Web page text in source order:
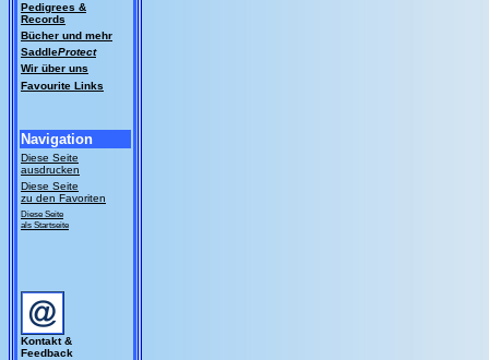
Pedigrees &
Records
Bücher und mehr
SaddleProtect
Wir über uns
Favourite Links
Navigation
Diese Seite
ausdrucken
Diese Seite
zu den Favoriten
Diese Seite
als Startseite
Kontakt &
Feedback